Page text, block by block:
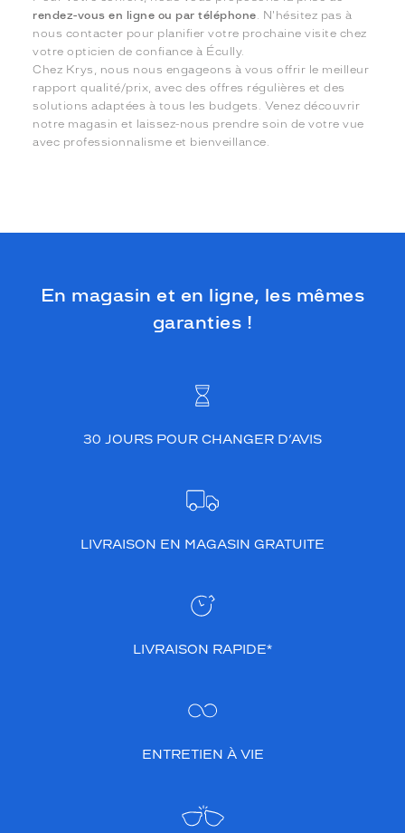
rendez-vous en ligne ou par téléphone . N'hésitez pas à
nous contacter pour planifier votre prochaine visite chez
votre opticien de confiance à Écully.
Chez Krys, nous nous engageons à vous offrir le meilleur
rapport qualité/prix, avec des offres régulières et des
solutions adaptées à tous les budgets. Venez découvrir
notre magasin et laissez-nous prendre soin de votre vue
avec professionnalisme et bienveillance.
En magasin et en ligne, les mêmes
garanties !
30 JOURS POUR CHANGER D’AVIS
LIVRAISON EN MAGASIN GRATUITE
LIVRAISON RAPIDE*
ENTRETIEN À VIE